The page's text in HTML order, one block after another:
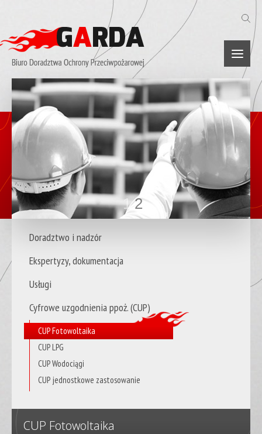
1 2
Doradztwo i nadzór
Ekspertyzy, dokumentacja
Usługi
Cyfrowe uzgodnienia ppoż. (CUP)
CUP Fotowoltaika
CUP LPG
CUP Wodociągi
CUP jednostkowe zastosowanie
CUP Fotowoltaika